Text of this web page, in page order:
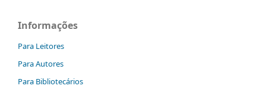
Informações
Para Leitores
Para Autores
Para Bibliotecários